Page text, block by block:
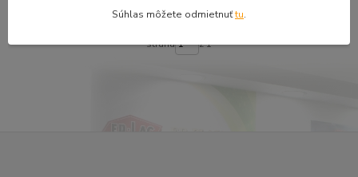
strana z 1
Súhlas môžete odmietnuťtu.